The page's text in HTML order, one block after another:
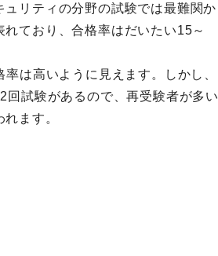
リティの分野の試験では最難関か
ており、合格率はだいたい15～
は高いように見えます。しかし、
試験があるので、再受験者が多い
ます。